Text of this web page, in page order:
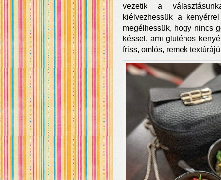
vezetik a
kiélvezhessük a
megélhessük, hogy nincs
késsel, ami gluténos
friss, omlós, remek